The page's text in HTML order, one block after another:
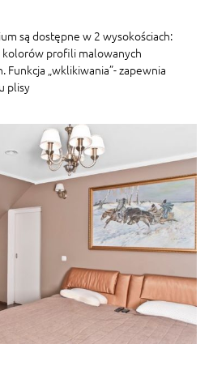
są dostępne w 2 wysokościach:
profili malowanych
„wklikiwania”- zapewnia
plisy